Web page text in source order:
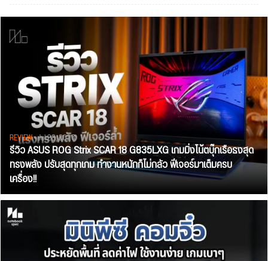
REVIEW• Jul 28, 2026
รีวิว ASUS ROG Strix SCAR 18 G835LXG เกมมิ่งโน้ตบุ๊กเรือธงสุด
ทรงพลัง ปรับสุดทุกเกม ทำงานหนักก็ไม่กลัว ฟีเจอร์มาเต็มครบ
เครื่อง!!